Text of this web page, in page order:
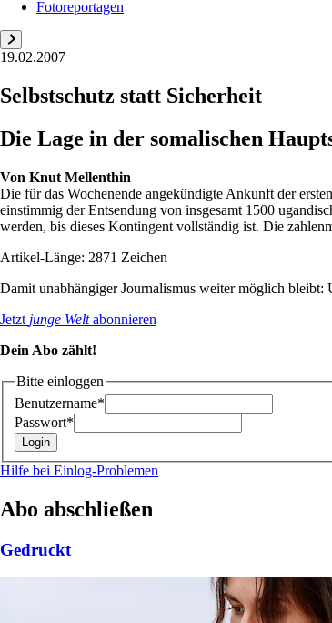
Fotoreportagen
19.02.2007
Selbstschutz statt Sicherheit
Die Lage in der somalischen
Von Knut Mellenthin
Die für das Wochenende angekündigte Ankunft der
einstimmig der Entsendung von insgesamt 1500
werden, bis dieses Kontingent vollständig ist. Die
Artikel-Länge: 2871 Zeichen
Damit unabhängiger Journalismus weiter möglich bleibt:
Jetzt junge Weltabonnieren
Dein Abo zählt!
Bitte einloggen
Benutzername*
Passwort*
Hilfe bei Einlog-Problemen
Abo abschließen
Gedruckt